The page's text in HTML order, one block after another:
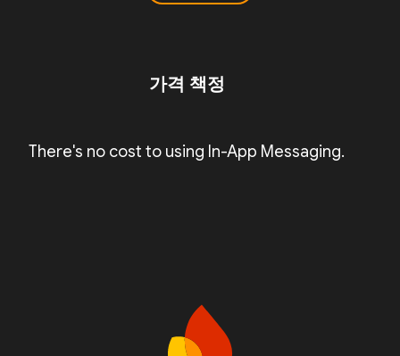
가격 책정
There's no cost to using In-App Messaging.